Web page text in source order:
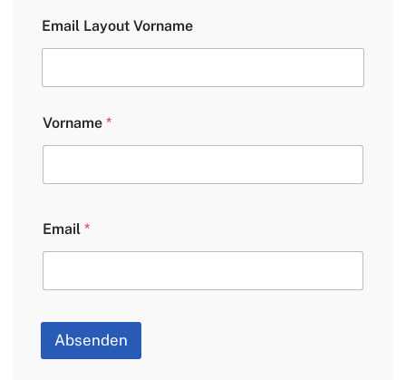
Email Layout Vorname
Vorname *
Email *
Absenden